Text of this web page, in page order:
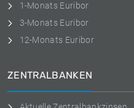
1-Monats Euribor
3-Monats Euribor
12-Monats Euribor
ZENTRALBANKEN